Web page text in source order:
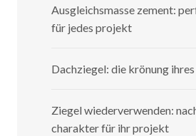
Ausgleichsmasse zement:
für jedes projekt
Dachziegel: die krönung ihres
Ziegel wiederverwenden:
charakter für ihr projekt